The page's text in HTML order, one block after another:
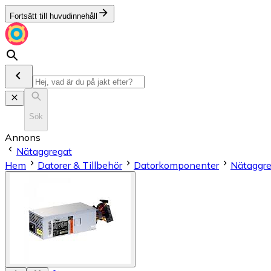
Fortsätt till huvudinnehåll
Sök
Annons
Nätaggregat
Hem
Datorer & Tillbehör Datorkomponenter